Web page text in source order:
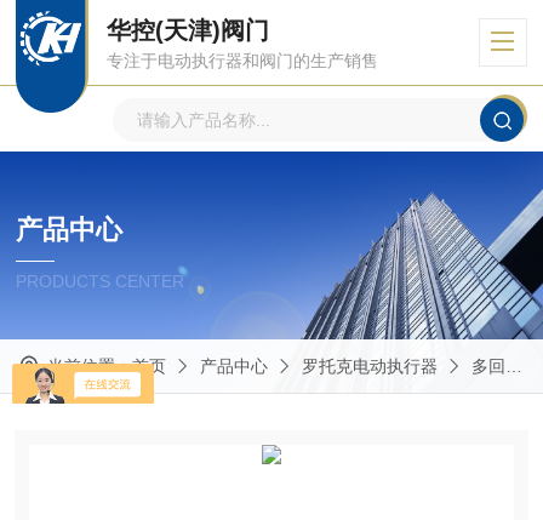
华控(天津)阀门
专注于电动执行器和阀门的生产销售
产品中心
PRODUCTS CENTER
当前位置：首页 产品中心 罗托克电动执行器 多回转电动执行器